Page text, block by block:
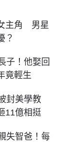
主角 男星
？
子！他娶回
竟輕生
封美學教
11億相挺
失智爸！每